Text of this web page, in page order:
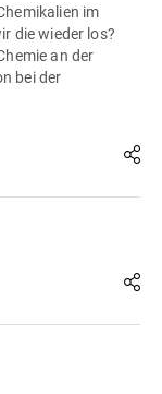
im
die wieder los?
an der
bei der